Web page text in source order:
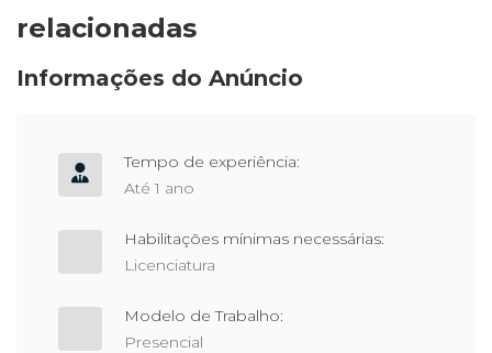
relacionadas
Informações do Anúncio
Tempo de experiência:
Até 1 ano
Habilitações mínimas necessárias:
Licenciatura
Modelo de Trabalho:
Presencial